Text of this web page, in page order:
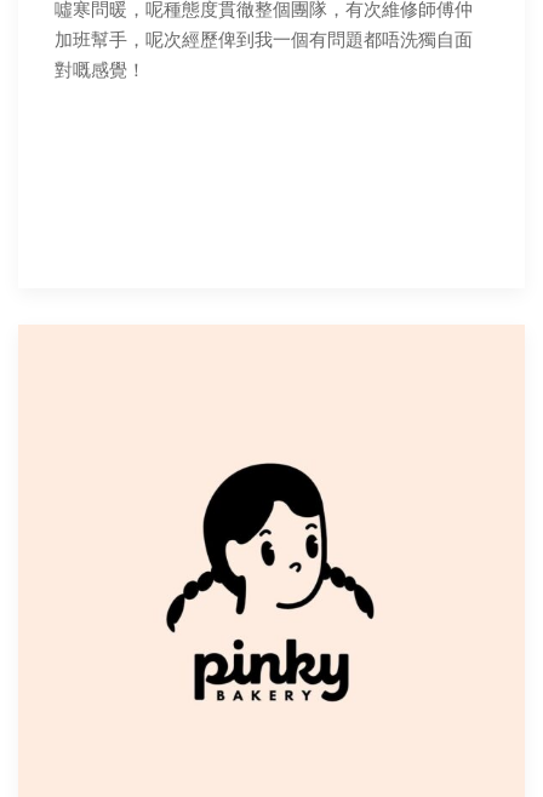
噓寒問暖，呢種態度貫徹整個團隊，有次維修師傅仲
加班幫手，呢次經歷俾到我一個有問題都唔洗獨自面
對嘅感覺！